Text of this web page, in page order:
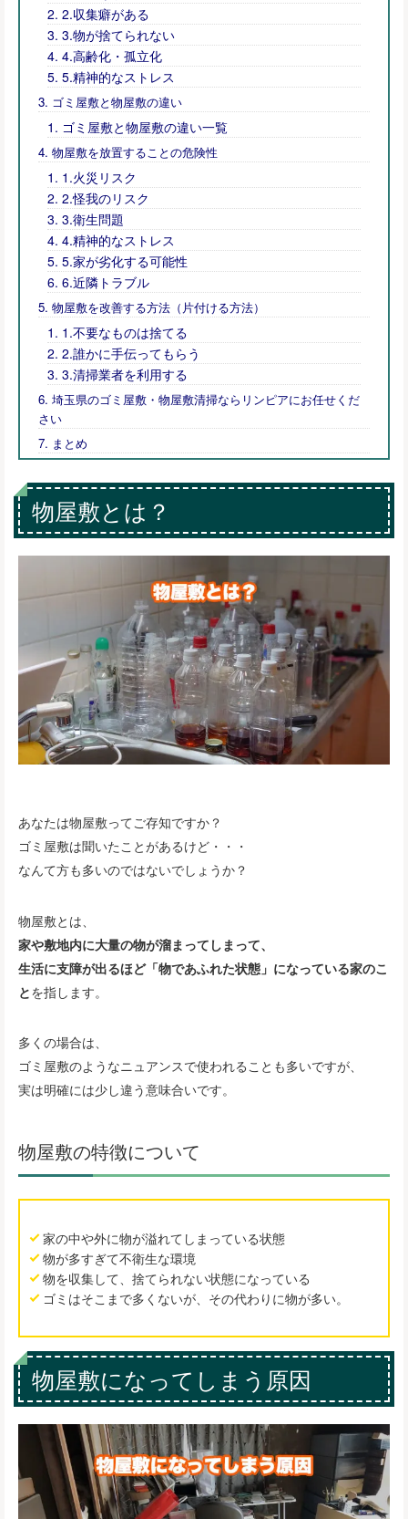
2.収集癖がある
3.物が捨てられない
4.高齢化・孤立化
5.精神的なストレス
ゴミ屋敷と物屋敷の違い
ゴミ屋敷と物屋敷の違い一覧
物屋敷を放置することの危険性
1.火災リスク
2.怪我のリスク
3.衛生問題
4.精神的なストレス
5.家が劣化する可能性
6.近隣トラブル
物屋敷を改善する方法（片付ける方法）
1.不要なものは捨てる
2.誰かに手伝ってもらう
3.清掃業者を利用する
埼玉県のゴミ屋敷・物屋敷清掃ならリンピアにお任せくだ
さい
まとめ
物屋敷とは？
あなたは物屋敷ってご存知ですか？
ゴミ屋敷は聞いたことがあるけど・・・
なんて方も多いのではないでしょうか？
物屋敷とは、
家や敷地内に大量の物が溜まってしまって、
生活に支障が出るほど「物であふれた状態」になっている家のこ
とを指します。
多くの場合は、
ゴミ屋敷のようなニュアンスで使われることも多いですが、
実は明確には少し違う意味合いです。
物屋敷の特徴について
家の中や外に物が溢れてしまっている状態
物が多すぎて不衛生な環境
物を収集して、捨てられない状態になっている
ゴミはそこまで多くないが、その代わりに物が多い。
物屋敷になってしまう原因